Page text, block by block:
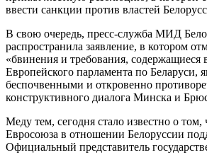
ввести санкции против властей
В свою очередь, пресс-служба МИД
распространила заявление, в котором
«бвинения и требования, содержащиеся
Европейского парламента по Беларуси,
беспочвенными и откровенно
конструктивного диалога Минска и
Меду тем, сегодня стало известно о том,
Евросоюза в отношении Белоруссии
Официальный представитель